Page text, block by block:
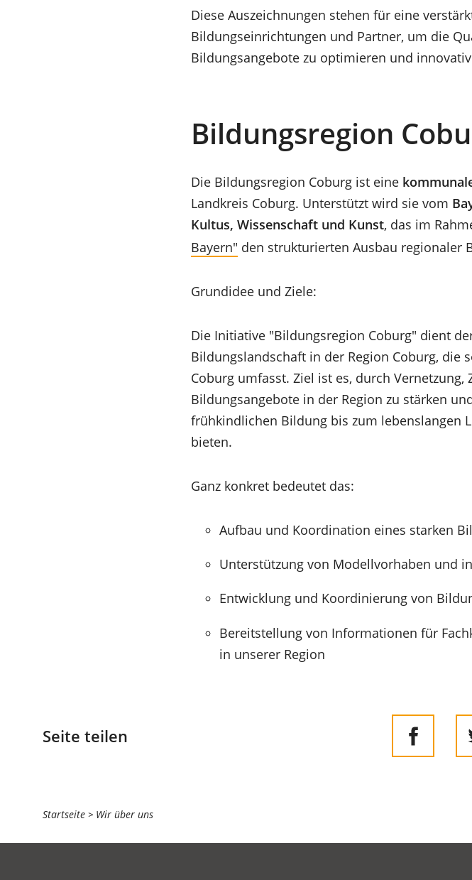
Diese Auszeichnungen stehen für eine
Bildungseinrichtungen und Partner, um die
Bildungsangebote zu optimieren und
Bildungsregion
Die Bildungsregion Coburg ist eine
Landkreis Coburg. Unterstützt wird sie vom
Kultus, Wissenschaft und Kunst, das im
Bayern" den strukturierten Ausbau regionaler
Grundidee und Ziele:
Die Initiative "Bildungsregion Coburg" dient
Bildungslandschaft in der Region Coburg, die
Coburg umfasst. Ziel ist es, durch
Bildungsangebote in der Region zu stärken
frühkindlichen Bildung bis zum lebenslangen
bieten.
Ganz konkret bedeutet das:
Aufbau und Koordination eines starken
Unterstützung von Modellvorhaben und
Entwicklung und Koordinierung von
Bereitstellung von Informationen für
in unserer Region
Seite teilen
Sie
befinden
Startseite Wir über uns